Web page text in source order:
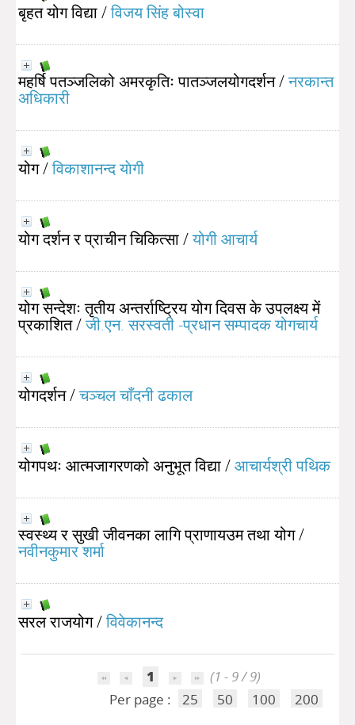
बृहत योग विद्या/विजय सिंह बोस्वा
महर्षि पतञ्जलिको अमरकृतिः पातञ्जलयोगदर्शन/नरकान्त
अधिकारी
योग/विकाशानन्द याेगी
योग दर्शन र प्राचीन चिकित्सा/योगी आचार्य
योग सन्देशः तृतीय अन्तर्राष्ट्रिय योग दिवस के उपलक्ष्य में
प्रकाशित/जी‍.एन‍. सरस्वती -प्रधान सम्पादक योगचार्य
योगदर्शन/चञ्चल चाँदनी ढकाल
योगपथः आत्मजागरणको अनुभूत विद्या/आचार्यश्री पथिक
स्वस्थ्य र सुखी जीवनका लागि प्राणायउम तथा योग/
नवीनकुमार शर्मा
सरल राजयोग/विवेकानन्द
1
(1 - 9 / 9)
Per page :
25 50 100 200